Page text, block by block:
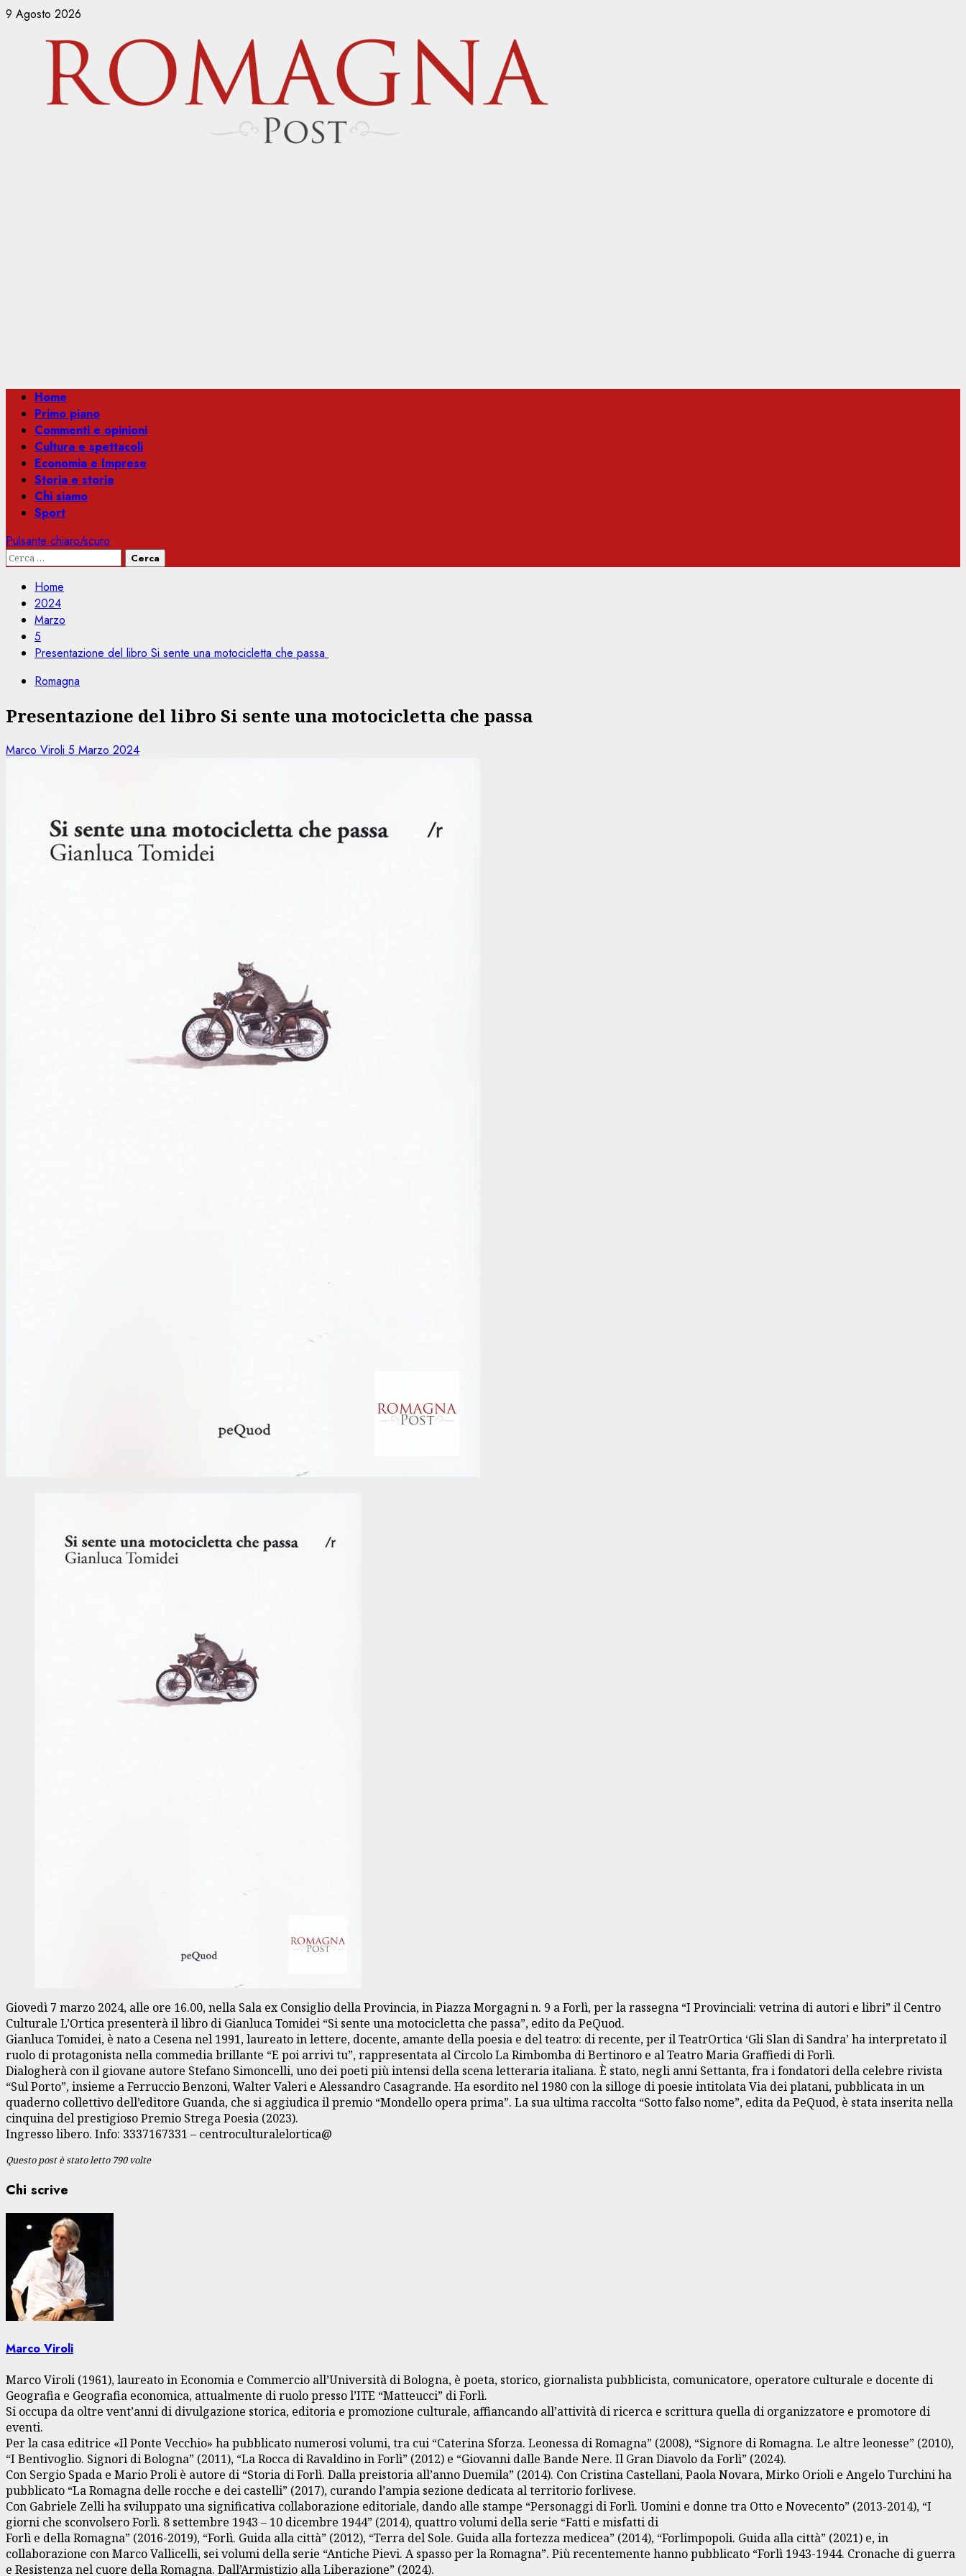
Vai
contenuto
9 Agosto 2026
Menu
principale
Home
Primo piano
Commenti e opinioni
Cultura e spettacoli
Economia e Imprese
Storia e storie
Chi siamo
Sport
Pulsante chiaro/scuro
Ricerca
Home
2024
Marzo
5
Presentazione del libro Si sente una motocicletta che passa
Romagna
Presentazione del libro Si sente una motocicletta che passa
Marco Viroli 5 Marzo 2024
Giovedì 7 marzo 2024, alle ore 16.00, nella Sala ex Consiglio della Provincia, in Piazza Morgagni n. 9 a Forlì, per la rassegna “I Provinciali: vetrina di autori e libri” il Centro
Culturale L’Ortica presenterà il libro di Gianluca Tomidei “Si sente una motocicletta che passa”, edito da PeQuod.
Gianluca Tomidei, è nato a Cesena nel 1991, laureato in lettere, docente, amante della poesia e del teatro: di recente, per il TeatrOrtica ‘Gli Slan di Sandra’ ha interpretato il
ruolo di protagonista nella commedia brillante “E poi arrivi tu”, rappresentata al Circolo La Rimbomba di Bertinoro e al Teatro Maria Graffiedi di Forlì.
Dialogherà con il giovane autore Stefano Simoncelli, uno dei poeti più intensi della scena letteraria italiana. È stato, negli anni Settanta, fra i fondatori della celebre rivista
“Sul Porto”, insieme a Ferruccio Benzoni, Walter Valeri e Alessandro Casagrande. Ha esordito nel 1980 con la silloge di poesie intitolata Via dei platani, pubblicata in un
quaderno collettivo dell’editore Guanda, che si aggiudica il premio “Mondello opera prima”. La sua ultima raccolta “Sotto falso nome”, edita da PeQuod, è stata inserita nella
cinquina del prestigioso Premio Strega Poesia (2023).
Ingresso libero. Info: 3337167331 – centroculturalelortica@
Questo post è stato letto 790 volte
Chi scrive
Marco Viroli
Marco Viroli (1961), laureato in Economia e Commercio all’Università di Bologna, è poeta, storico, giornalista pubblicista, comunicatore, operatore culturale e docente di
Geografia e Geografia economica, attualmente di ruolo presso l’ITE “Matteucci” di Forlì.
Si occupa da oltre vent’anni di divulgazione storica, editoria e promozione culturale, affiancando all’attività di ricerca e scrittura quella di organizzatore e promotore di
eventi.
Per la casa editrice «Il Ponte Vecchio» ha pubblicato numerosi volumi, tra cui “Caterina Sforza. Leonessa di Romagna” (2008), “Signore di Romagna. Le altre leonesse” (2010),
“I Bentivoglio. Signori di Bologna” (2011), “La Rocca di Ravaldino in Forlì” (2012) e “Giovanni dalle Bande Nere. Il Gran Diavolo da Forlì” (2024).
Con Sergio Spada e Mario Proli è autore di “Storia di Forlì. Dalla preistoria all’anno Duemila” (2014). Con Cristina Castellani, Paola Novara, Mirko Orioli e Angelo Turchini ha
pubblicato “La Romagna delle rocche e dei castelli” (2017), curando l’ampia sezione dedicata al territorio forlivese.
Con Gabriele Zelli ha sviluppato una significativa collaborazione editoriale, dando alle stampe “Personaggi di Forlì. Uomini e donne tra Otto e Novecento” (2013-2014), “I
giorni che sconvolsero Forlì. 8 settembre 1943 – 10 dicembre 1944” (2014), quattro volumi della serie “Fatti e misfatti di
Forlì e della Romagna” (2016-2019), “Forlì. Guida alla città” (2012), “Terra del Sole. Guida alla fortezza medicea” (2014), “Forlimpopoli. Guida alla città” (2021) e, in
collaborazione con Marco Vallicelli, sei volumi della serie “Antiche Pievi. A spasso per la Romagna”. Più recentemente hanno pubblicato “Forlì 1943-1944. Cronache di guerra
e Resistenza nel cuore della Romagna. Dall’Armistizio alla Liberazione” (2024).